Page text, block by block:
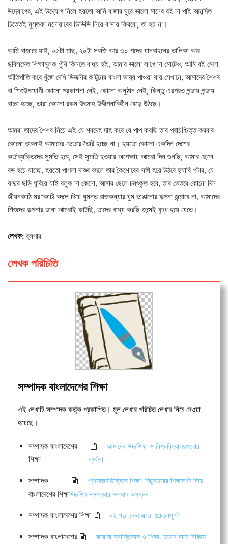
উদ্যোগের, এই উদ্যোগ নিলে হয়তো আমি বাজার ঘুরে ভালো মানের বই না পাই আনন্দিত
চিত্তেই মুস্তফা মনোয়ারের ডিভিডি নিয়ে বাসায় ফিরবো, তা হয় না।
আমি বাজারে যাই, ২৫টা মাছ, ২০টা সবজি আর ৩০ পদের যানবাহনের তালিকা আর
ছবিসমেত শিক্ষামূলক পুঁথি কিনতে বাধ্য হই, আমার ভালো লাগে না মোটেও, আমি বই মেলা
আঁতিপাঁতি করে খুঁজে দেখি ডিজনীর কার্টুনের বাংলা ভাষ্য পাওয়া যায় সেখানে, আমাদের শৈশব
বা শিশুউপযোগী কোনো প্রকাশনা নেই, কোনো অনুষ্ঠান নেই, কিন্তু এরপরও গন্ডায় গন্ডায়
বাচ্চা হচ্ছে, তারা কোনো রকম উৎসাহ উদ্দীপনাবিহীন বেড়ে উঠছে।
আমরা তাদের শৈশব নিয়ে এই যে শবদেহ দাহ করে যে পাপ করছি তার প্রায়শ্চিত্ত করবার
কোনো ভাবনাই আমাদের ভেতরে তৈরি হচ্ছে না। হয়তো কোনো একদিন দেশের
কর্তাব্যক্তিদের সুমতি হবে, সেই সুমতি হওয়ার অপেক্ষায় আমরা দিন গুনছি, আমার ছেলে
বড় হয়ে যাচ্ছে, হয়তো পাগলা দাশুর বদলে তার কৈশোরের সঙ্গী হয়ে উঠবে হ্যারি পটার, যে
যাদুর ছড়ি ঘুরিয়ে যাই বলুক না কেনো, আমার ছেলে চমৎকৃত হবে, তার ভেতরে কোনো দিন
জীয়নকাঠি মরণকাঠি বদলে দিয়ে ঘুমন্ত রাজকন্যার ঘুম ভাঙানোর কল্পনা জন্মাবে না, আমাদের
শিশুদের কল্পনার ডানা আমরাই কাটছি, তাদের বাধ্য করছি জন্মেই বৃদ্ধ হয়ে যেতে।
লেখক:ব্লগার
লেখক পরিচিতি
সম্পাদক বাংলাদেশের শিক্ষা
এই লেখাটি সম্পাদক কর্তৃক প্রকাশিত। মূল লেখার পরিচিত লেখার নিচে দেওয়া
হয়েছে।
সম্পাদক বাংলাদেশের
শিক্ষা
আমাদের উচ্চশিক্ষা ও বিশ্ববিদ্যালয়গুলোর
ব্যর্থতা
সম্পাদক
বাংলাদেশের শিক্ষা
প্রয়োজনভিত্তিক শিক্ষা: নিচুস্তরের শিক্ষাদর্শন দিয়ে
উচ্চশিক্ষা-সমস্যার সমাধান অসম্ভব
সম্পাদক বাংলাদেশের শিক্ষা বই পড়া কেন এতো গুরুত্বপূর্ণ?
সম্পাদক বাংলাদেশের
করোনা ক্রান্তিকাল ও শিক্ষা: তামার দামে বিকিয়ে